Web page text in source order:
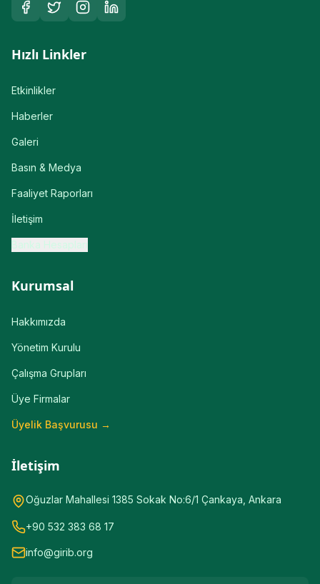
Hızlı Linkler
Etkinlikler
Haberler
Galeri
Basın & Medya
Faaliyet Raporları
İletişim
Banka Hesapları
Kurumsal
Hakkımızda
Yönetim Kurulu
Çalışma Grupları
Üye Firmalar
Üyelik Başvurusu →
İletişim
Oğuzlar Mahallesi 1385 Sokak No:6/1 Çankaya, Ankara
+90 532 383 68 17
info@girib.org